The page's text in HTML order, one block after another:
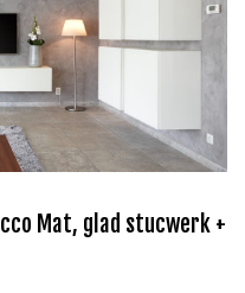
Mat, glad stucwerk +